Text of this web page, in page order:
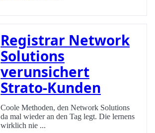
Registrar Network
Solutions
verunsichert
Strato-Kunden
Coole Methoden, den Network Solutions
da mal wieder an den Tag legt. Die lernens
wirklich nie ...